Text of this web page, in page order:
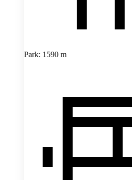
Park: 1590 m